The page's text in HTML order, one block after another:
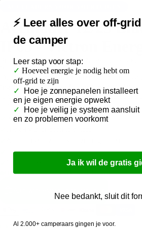
Acculader 12/25
IP65 - Victron
Prijs met korting€233,95
Belastingen inbegrepen.
De BlueSmart IP65 Lader
is een
ingebouwde Bluetooth-functionaliteit. Via
je de status en informatie van je acculader
tablet of computer.
Robuust ontwerp
Lage stroommodus
Op voorraad – 1-2 werkdagen levertijd
⚡ Leer alles over off-
de camper
Leer stap voor stap:
✓ Hoeveel energie je nodig hebt om
off-grid te zijn
✓
Hoe je zonnepanelen installeert
en je eigen energie opwekt
✓
Hoe je veilig je systeem aansluit
en zo problemen voorkomt
Ja ik wil de gratis
Nee bedankt, sluit dit
Al 2.000+ camperaars gingen je voor.